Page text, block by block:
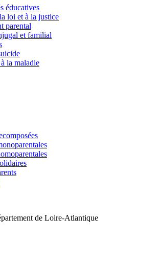
éducatives
loi et à la justice
parental
et familial
la maladie
de Loire-Atlantique